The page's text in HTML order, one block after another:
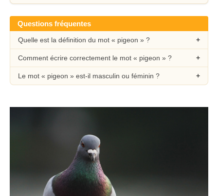
Questions fréquentes
Quelle est la définition du mot « pigeon » ?
Comment écrire correctement le mot « pigeon » ?
Le mot « pigeon » est-il masculin ou féminin ?